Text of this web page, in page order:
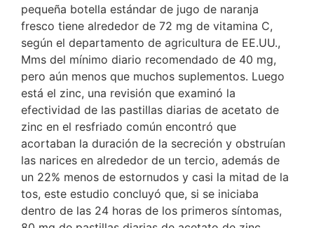
pequeña botella estándar de jugo de naranja
fresco tiene alrededor de 72 mg de vitamina C,
según el departamento de agricultura de EE.UU.,
Mms del mínimo diario recomendado de 40 mg,
pero aún menos que muchos suplementos. Luego
está el zinc, una revisión que examinó la
efectividad de las pastillas diarias de acetato de
zinc en el resfriado común encontró que
acortaban la duración de la secreción y obstruían
las narices en alrededor de un tercio, además de
un 22% menos de estornudos y casi la mitad de la
tos, este estudio concluyó que, si se iniciaba
dentro de las 24 horas de los primeros síntomas,